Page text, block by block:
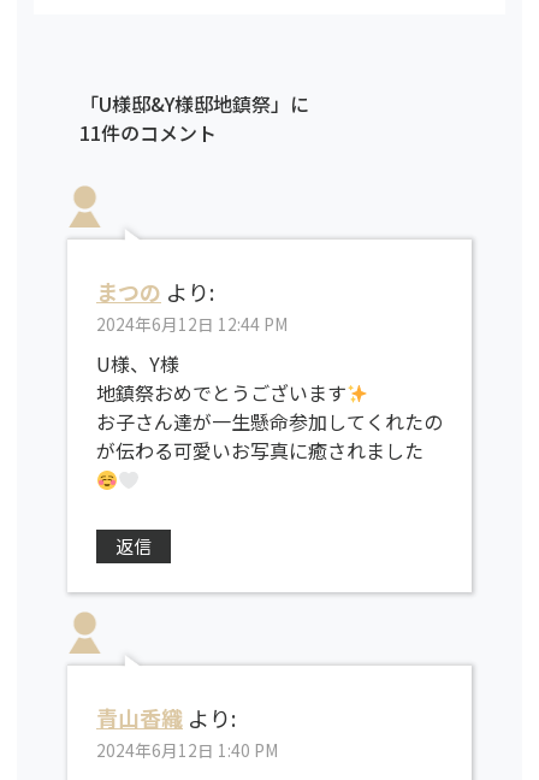
「U様邸&Y様邸地鎮祭」に
11件のコメント
まつの より:
2024年6月12日 12:44 PM
U様、Y様
地鎮祭おめでとうございます
お子さん達が一生懸命参加してくれたの
が伝わる可愛いお写真に癒されました
返信
青山香織 より:
2024年6月12日 1:40 PM